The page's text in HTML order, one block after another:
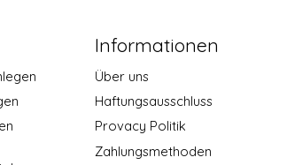
Informationen
Über uns
Haftungsausschluss
Provacy Politik
Zahlungsmethoden